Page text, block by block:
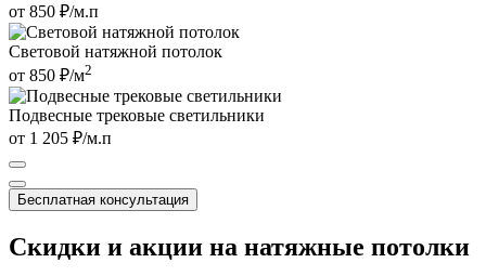
от 850 ₽/м.п
Световой натяжной потолок
от 850 ₽/м2
Подвесные трековые светильники
от 1 205 ₽/м.п
Бесплатная консультация
Скидки и акции на натяжные потолки